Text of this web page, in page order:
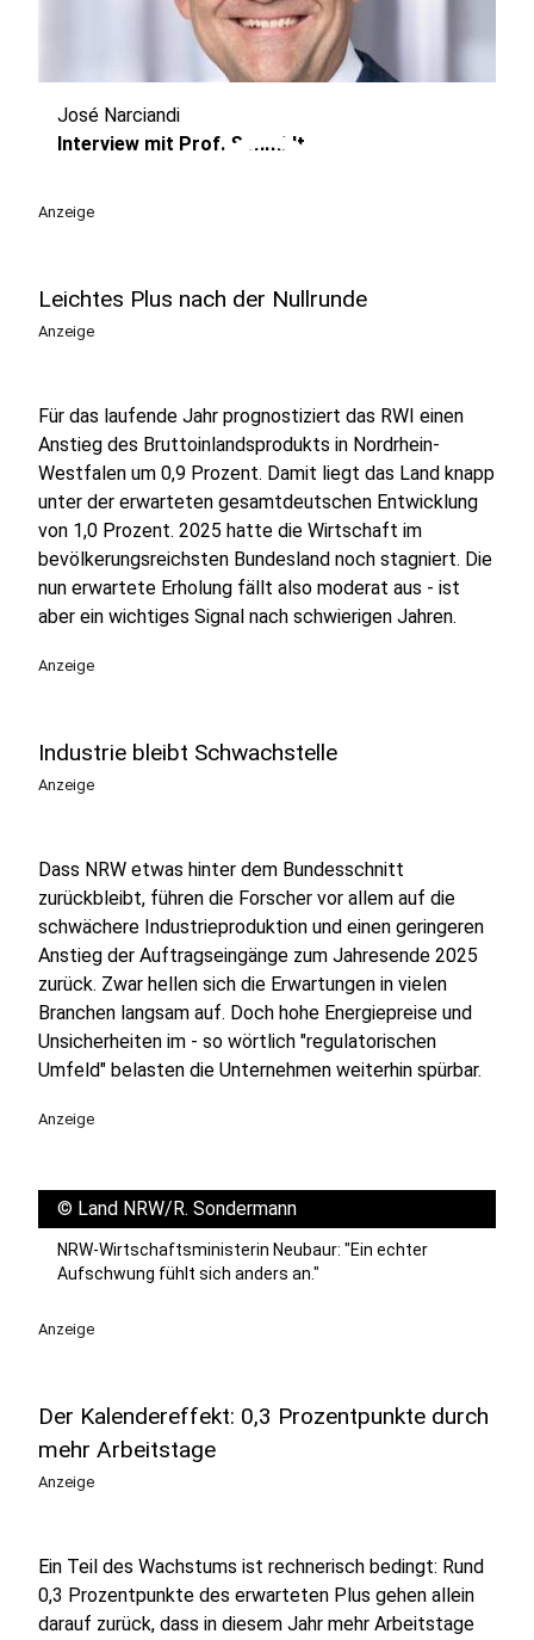
play_circle
José Narciandi
Interview mit Prof. Schmidt
Anzeige
Leichtes Plus nach der Nullrunde
Anzeige
Für das laufende Jahr prognostiziert das RWI einen
Anstieg des Bruttoinlandsprodukts in Nordrhein-
Westfalen um 0,9 Prozent. Damit liegt das Land knapp
unter der erwarteten gesamtdeutschen Entwicklung
von 1,0 Prozent. 2025 hatte die Wirtschaft im
bevölkerungsreichsten Bundesland noch stagniert. Die
nun erwartete Erholung fällt also moderat aus - ist
aber ein wichtiges Signal nach schwierigen Jahren.
Anzeige
Industrie bleibt Schwachstelle
Anzeige
Dass NRW etwas hinter dem Bundesschnitt
zurückbleibt, führen die Forscher vor allem auf die
schwächere Industrieproduktion und einen geringeren
Anstieg der Auftragseingänge zum Jahresende 2025
zurück. Zwar hellen sich die Erwartungen in vielen
Branchen langsam auf. Doch hohe Energiepreise und
Unsicherheiten im - so wörtlich "regulatorischen
Umfeld" belasten die Unternehmen weiterhin spürbar.
Anzeige
© Land NRW/R. Sondermann
NRW-Wirtschaftsministerin Neubaur: "Ein echter
Aufschwung fühlt sich anders an."
Anzeige
Der Kalendereffekt: 0,3 Prozentpunkte durch
mehr Arbeitstage
Anzeige
Ein Teil des Wachstums ist rechnerisch bedingt: Rund
0,3 Prozentpunkte des erwarteten Plus gehen allein
darauf zurück, dass in diesem Jahr mehr Arbeitstage